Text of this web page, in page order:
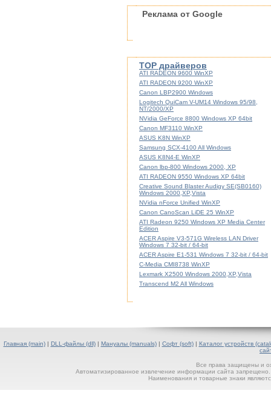
Реклама от Google
TOP драйверов
ATI RADEON 9600 WinXP
ATI RADEON 9200 WinXP
Canon LBP2900 Windows
Logitech QuiCam V-UM14 Windows 95/98,
NT/2000/XP
NVidia GeForce 8800 Windows XP 64bit
Canon MF3110 WinXP
ASUS K8N WinXP
Samsung SCX-4100 All Windows
ASUS K8N4-E WinXP
Canon lbp-800 Windows 2000, XP
ATI RADEON 9550 Windows XP 64bit
Creative Sound Blaster Audigy SE(SB0160)
Windows 2000,XP,Vista
NVidia nForce Unified WinXP
Canon CanoScan LiDE 25 WinXP
ATI Radeon 9250 Windows XP Media Center
Edition
ACER Aspire V3-571G Wireless LAN Driver
Windows 7 32-bit / 64-bit
ACER Aspire E1-531 Windows 7 32-bit / 64-bit
C-Media CMI8738 WinXP
Lexmark X2500 Windows 2000,XP,Vista
Transcend M2 All Windows
Главная (main)| DLL-файлы (dll)| Мануалы (manuals)| Софт (soft)| Каталог устройств
Все права защищены и
Автоматизированное извлечение информации сайта
Наименования и товарные знаки